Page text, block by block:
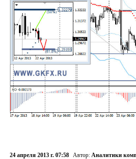
24 апреля 2013 г. 07:58 Автор: Аналитики